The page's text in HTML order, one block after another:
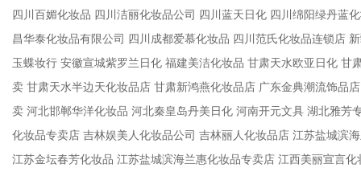
四川百媚化妆品 四川洁丽化妆品公司 四川蓝天日化 四川绵阳绿丹蓝
昌华泰化妆品有限公司 四川成都爱慕化妆品 四川范氏化妆品连锁店
玉蝶妆行 安徽宣城紫罗兰日化 福建美洁化妆品 甘肃天水欧亚日化 甘
卖 甘肃天水半边天化妆品店 甘肃新鸿燕化妆品店 广东金典潮流饰品
卖 河北邯郸华洋化妆品 河北秦皇岛丹美日化 河南开元文具 湖北雅芳
化妆品专卖店 吉林娱美人化妆品公司 吉林丽人化妆品店 江苏盐城滨
江苏金坛春芳化妆品 江苏盐城滨海兰惠化妆品专卖店 江西美丽宣言